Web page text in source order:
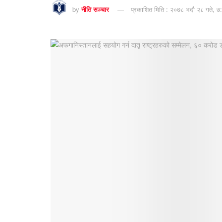
by नीति सञ्चार प्रकाशित मिति : २०७८ भदौ २८ गते,